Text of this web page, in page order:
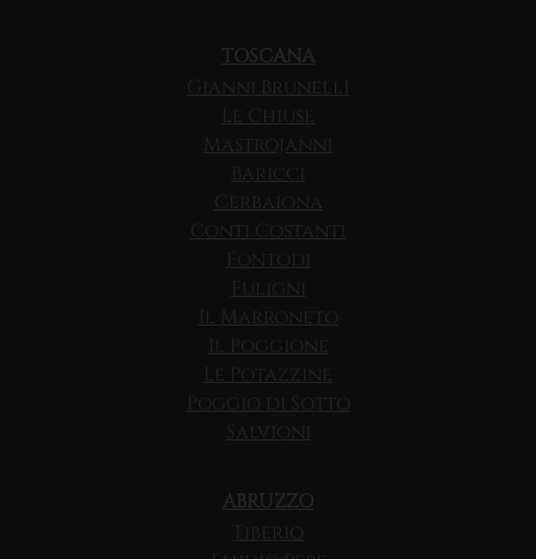
TOSCANA
Gianni Brunelli
Le Chiuse
Mastrojanni
Baricci
Cerbaiona
Conti Costanti
Fontodi
Fuligni
Il Marroneto
Il Poggione
Le Potazzine
Poggio di Sotto
Salvioni
ABRUZZO
Tiberio